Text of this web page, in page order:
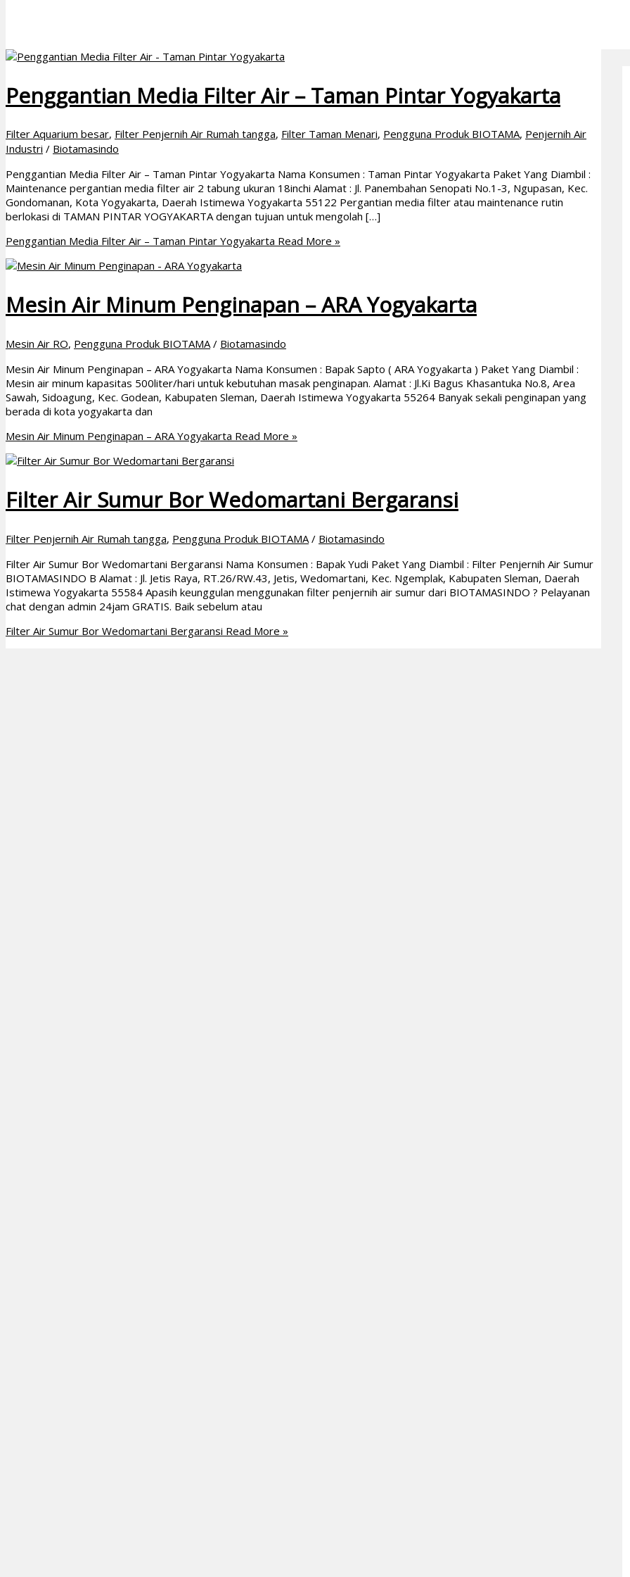
Penggantian Media Filter Air – Taman Pintar Yogyakarta
Filter Aquarium besar, Filter Penjernih Air Rumah tangga, Filter Taman Menari, Pengguna Produk BIOTAMA, Penjernih Air
Industri / Biotamasindo
Penggantian Media Filter Air – Taman Pintar Yogyakarta Nama Konsumen : Taman Pintar Yogyakarta Paket Yang Diambil :
Maintenance pergantian media filter air 2 tabung ukuran 18inchi Alamat : Jl. Panembahan Senopati No.1-3, Ngupasan, Kec.
Gondomanan, Kota Yogyakarta, Daerah Istimewa Yogyakarta 55122 Pergantian media filter atau maintenance rutin
berlokasi di TAMAN PINTAR YOGYAKARTA dengan tujuan untuk mengolah […]
Penggantian Media Filter Air – Taman Pintar Yogyakarta Read More »
Mesin Air Minum Penginapan – ARA Yogyakarta
Mesin Air RO, Pengguna Produk BIOTAMA/ Biotamasindo
Mesin Air Minum Penginapan – ARA Yogyakarta Nama Konsumen : Bapak Sapto ( ARA Yogyakarta ) Paket Yang Diambil :
Mesin air minum kapasitas 500liter/hari untuk kebutuhan masak penginapan. Alamat : Jl.Ki Bagus Khasantuka No.8, Area
Sawah, Sidoagung, Kec. Godean, Kabupaten Sleman, Daerah Istimewa Yogyakarta 55264 Banyak sekali penginapan yang
berada di kota yogyakarta dan
Mesin Air Minum Penginapan – ARA Yogyakarta Read More »
Filter Air Sumur Bor Wedomartani Bergaransi
Filter Penjernih Air Rumah tangga, Pengguna Produk BIOTAMA / Biotamasindo
Filter Air Sumur Bor Wedomartani Bergaransi Nama Konsumen : Bapak Yudi Paket Yang Diambil : Filter Penjernih Air Sumur
BIOTAMASINDO B Alamat : Jl. Jetis Raya, RT.26/RW.43, Jetis, Wedomartani, Kec. Ngemplak, Kabupaten Sleman, Daerah
Istimewa Yogyakarta 55584 Apasih keunggulan menggunakan filter penjernih air sumur dari BIOTAMASINDO ? Pelayanan
chat dengan admin 24jam GRATIS. Baik sebelum atau
Filter Air Sumur Bor Wedomartani Bergaransi Read More »